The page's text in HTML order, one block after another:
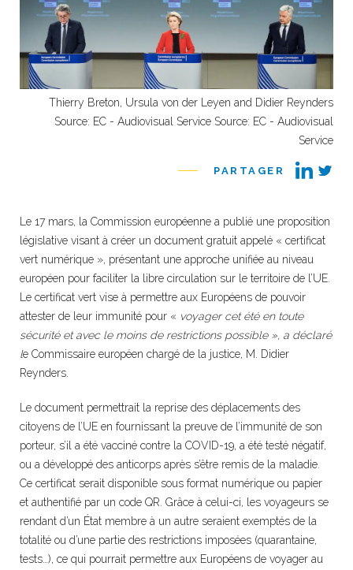
Thierry Breton, Ursula von der Leyen and Didier Reynders
Source: EC - Audiovisual Service Source: EC - Audiovisual
Service
PARTAGER
Le 17 mars, la Commission européenne a publié une proposition
législative visant à créer un document gratuit appelé « certificat
vert numérique », présentant une approche unifiée au niveau
européen pour faciliter la libre circulation sur le territoire de l’UE.
Le certificat vert vise à permettre aux Européens de pouvoir
attester de leur immunité pour « voyager cet été en toute
sécurité et avec le moins de restrictions possible », a déclaré
le Commissaire européen chargé de la justice, M. Didier
Reynders.
Le document permettrait la reprise des déplacements des
citoyens de l’UE en fournissant la preuve de l’immunité de son
porteur, s’il a été vacciné contre la COVID-19, a été testé négatif,
ou a développé des anticorps après s’être remis de la maladie.
Ce certificat serait disponible sous format numérique ou papier
et authentifié par un code QR. Grâce à celui-ci, les voyageurs se
rendant d’un État membre à un autre seraient exemptés de la
totalité ou d’une partie des restrictions imposées (quarantaine,
tests…), ce qui pourrait permettre aux Européens de voyager au